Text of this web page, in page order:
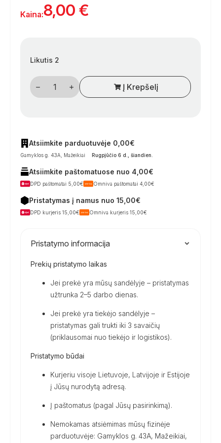
Kaina:8,00 €
Likutis 2
produkto
kiekis:
Apvalūs
25
cm,
Ø7
mm
(4
vnt.)
Į Krepšelį
Atsiimkite parduotuvėje 0,00€
Gamyklos g. 43A, Mažeikiai Rugpjūčio 6 d., šiandien
Atsiimkite paštomatuose nuo 4,00€
DPD paštomatai 5,00€ Omniva paštomatai 4,00€
Pristatymas į namus nuo 15,00€
DPD kurjeris 15,00€ Omniva kurjeris 15,00€
Pristatymo informacija
Prekių pristatymo laikas
Jei prekė yra mūsų sandėlyje – pristatymas
užtrunka 2–5 darbo dienas.
Jei prekė yra tiekėjo sandėlyje –
pristatymas gali trukti iki 3 savaičių
(priklausomai nuo tiekėjo ir logistikos).
Pristatymo būdai
Kurjeriu visoje Lietuvoje, Latvijoje ir Estijoje
į Jūsų nurodytą adresą.
Į paštomatus (pagal Jūsų pasirinkimą).
Nemokamas atsiėmimas mūsų fizinėje
parduotuvėje: Gamyklos g. 43A, Mažeikiai,